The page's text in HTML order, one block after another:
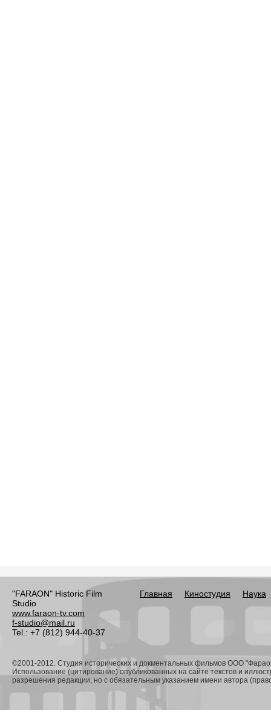
"FARAON" Historic Film
Studio
www.faraon-tv.com
f-studio@mail.ru
Tel.: +7 (812) 944-40-37
Главная Киностудия Наука
©2001-2012. Студия исторических и докментальных фильмов ООО
Использование (цитирование) опубликованных на сайте текстов и
разрешения редакции, но с обязательным указанием имени автора